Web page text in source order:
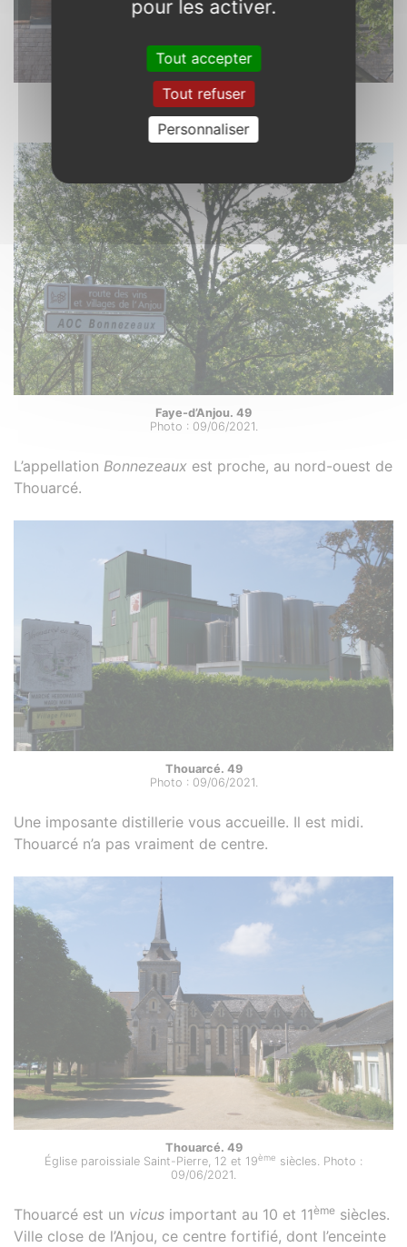
Faye-d’Anjou. 49
Château de Chanzé. Photo : 09/06/2021.
Faye-d’Anjou. 49
Photo : 09/06/2021.
L’appellation Bonnezeaux est proche, au nord-ouest de
Thouarcé.
Thouarcé. 49
Photo : 09/06/2021.
Une imposante distillerie vous accueille. Il est midi.
Thouarcé n’a pas vraiment de centre.
Thouarcé. 49
Église paroissiale Saint-Pierre, 12 et 19ème siècles. Photo :
09/06/2021.
Thouarcé est un vicus important au 10 et 11ème siècles.
Ville close de l’Anjou, ce centre fortifié, dont l’enceinte
pour les activer.
Tout accepter
Tout refuser
Personnaliser